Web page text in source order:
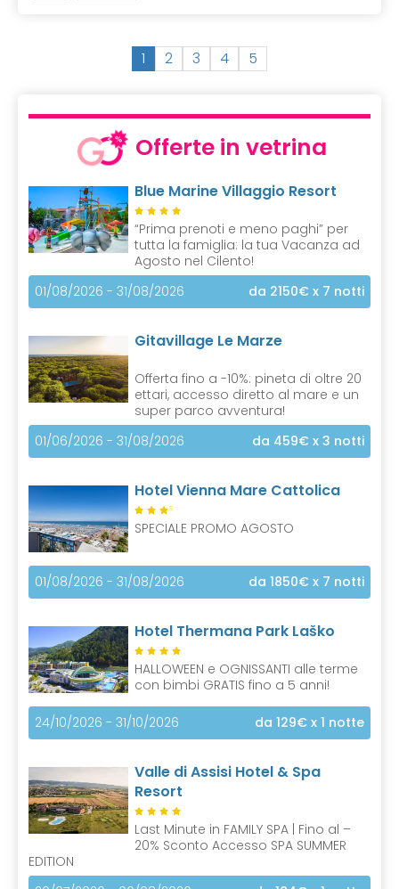
1
c
r
r
e
t
)
2 3 4 5
Offerte in vetrina
Blue Marine Villaggio Resort
“Prima prenoti e meno paghi” per
tutta la famiglia: la tua Vacanza ad
Agosto nel Cilento!
01/08/2026 - 31/08/2026
da 2150€ x 7 notti
Gitavillage Le Marze
Offerta fino a -10%: pineta di oltre 20
ettari, accesso diretto al mare e un
super parco avventura!
01/06/2026 - 31/08/2026
da 459€ x 3 notti
Hotel Vienna Mare Cattolica
S
SPECIALE PROMO AGOSTO
01/08/2026 - 31/08/2026 da 1850€ x 7 notti
Hotel Thermana Park Laško
HALLOWEEN e OGNISSANTI alle terme
con bimbi GRATIS fino a 5 anni!
24/10/2026 - 31/10/2026 da 129€ x 1 notte
Valle di Assisi Hotel & Spa
Resort
Last Minute in FAMILY SPA | Fino al –
20% Sconto Accesso SPA SUMMER
EDITION